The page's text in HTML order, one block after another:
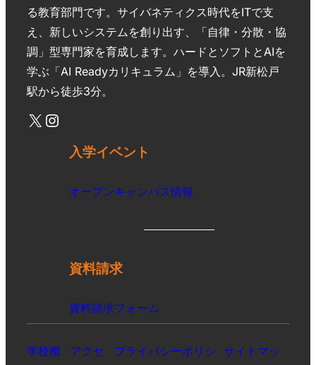
る教育部門です。サイバネティクス時代をITで支
え、新しいシステムを創り出す、「自律・分散・協
調」型専門家を育成します。ハードとソフトとAIを
学ぶ「AI Readyカリキュラム」を導入。JR新松戸
駅から徒歩3分。
入学イベント
オープンキャンパス情報
資料請求
資料請求フォーム
学校概
アクセ
プライバシーポリシ サイトマッ